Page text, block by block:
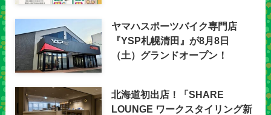
ヤマハスポーツバイク専門店
『YSP札幌清田』が8月8日
（土）グランドオープン！
北海道初出店！「SHARE
LOUNGE ワークスタイリング新